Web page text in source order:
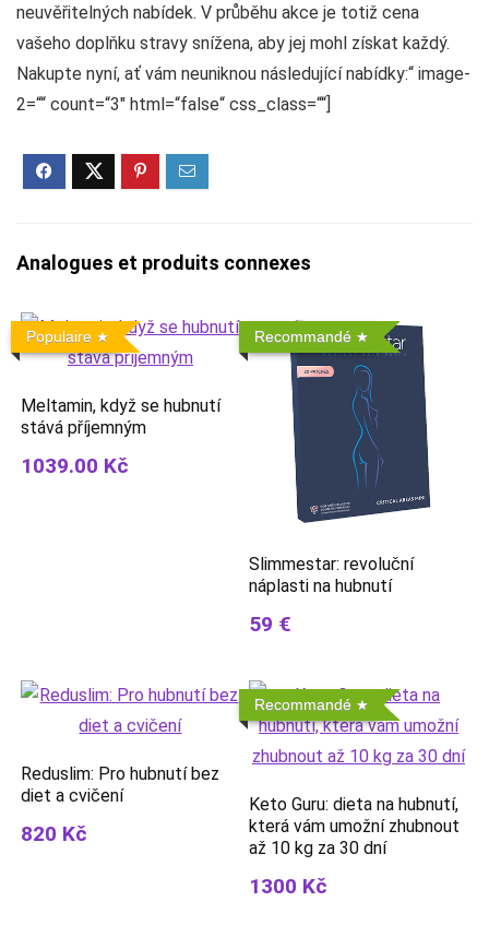
neuvěřitelných nabídek. V průběhu akce je totiž cena
vašeho doplňku stravy snížena, aby jej mohl získat každý.
Nakupte nyní, ať vám neuniknou následující nabídky:“ image-
2=““ count=“3″ html=“false“ css_class=““]
Analogues et produits connexes
Populaire
Meltamin, když se hubnutí
stává příjemným
1039.00 Kč
Recommandé
Slimmestar: revoluční
náplasti na hubnutí
59 €
Reduslim: Pro hubnutí bez
diet a cvičení
820 Kč
Recommandé
Keto Guru: dieta na hubnutí,
která vám umožní zhubnout
až 10 kg za 30 dní
1300 Kč